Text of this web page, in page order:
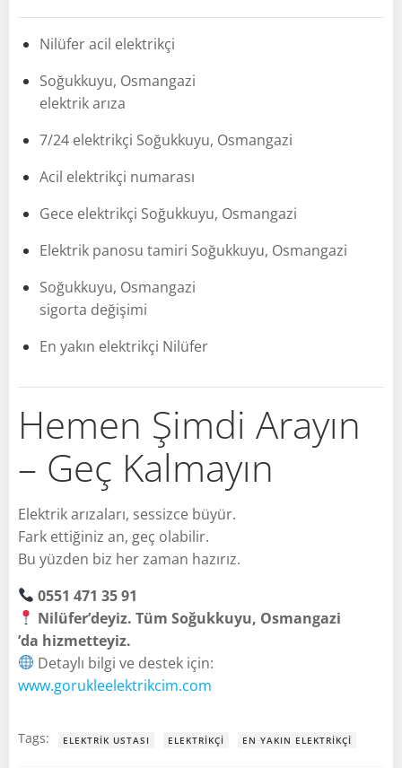
Nilüfer acil elektrikçi
Soğukkuyu, Osmangazi
elektrik arıza
7/24 elektrikçi Soğukkuyu, Osmangazi
Acil elektrikçi numarası
Gece elektrikçi Soğukkuyu, Osmangazi
Elektrik panosu tamiri Soğukkuyu, Osmangazi
Soğukkuyu, Osmangazi
sigorta değişimi
En yakın elektrikçi Nilüfer
Hemen Şimdi Arayın
– Geç Kalmayın
Elektrik arızaları, sessizce büyür.
Fark ettiğiniz an, geç olabilir.
Bu yüzden biz her zaman hazırız.
0551 471 35 91
Nilüfer’deyiz. Tüm Soğukkuyu, Osmangazi
’da hizmetteyiz.
Detaylı bilgi ve destek için:
www.gorukleelektrikcim.com
Tags: ELEKTRIK USTASI ELEKTRIKÇI EN YAKIN ELEKTRIKÇI